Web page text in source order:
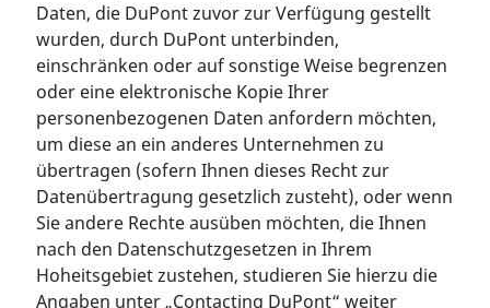
Daten, die DuPont zuvor zur Verfügung gestellt
wurden, durch DuPont unterbinden,
einschränken oder auf sonstige Weise begrenzen
oder eine elektronische Kopie Ihrer
personenbezogenen Daten anfordern möchten,
um diese an ein anderes Unternehmen zu
übertragen (sofern Ihnen dieses Recht zur
Datenübertragung gesetzlich zusteht), oder wenn
Sie andere Rechte ausüben möchten, die Ihnen
nach den Datenschutzgesetzen in Ihrem
Hoheitsgebiet zustehen, studieren Sie hierzu die
Angaben unter „Contacting DuPont“ weiter